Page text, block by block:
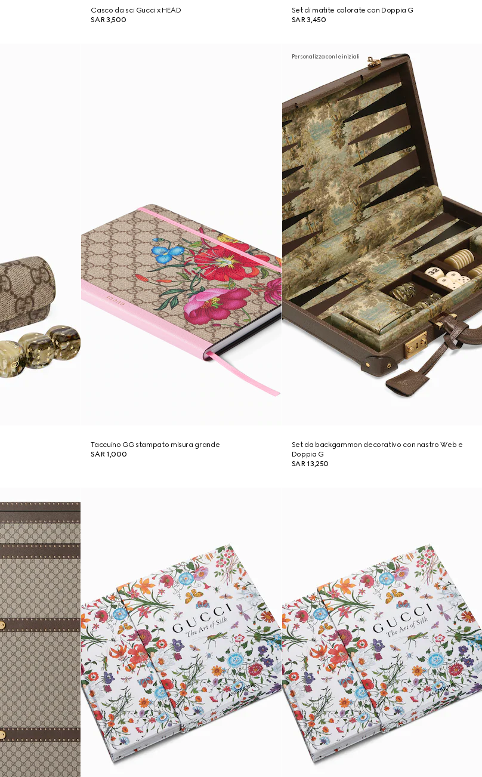
Casco da sci Gucci x HEAD
SAR 3,500
Set di matite colorate con Doppia G
SAR 3,450
Taccuino GG stampato misura grande
SAR 1,000
Personalizza con le iniziali
Set da backgammon decorativo con nastro Web e
Doppia G
SAR 13,250